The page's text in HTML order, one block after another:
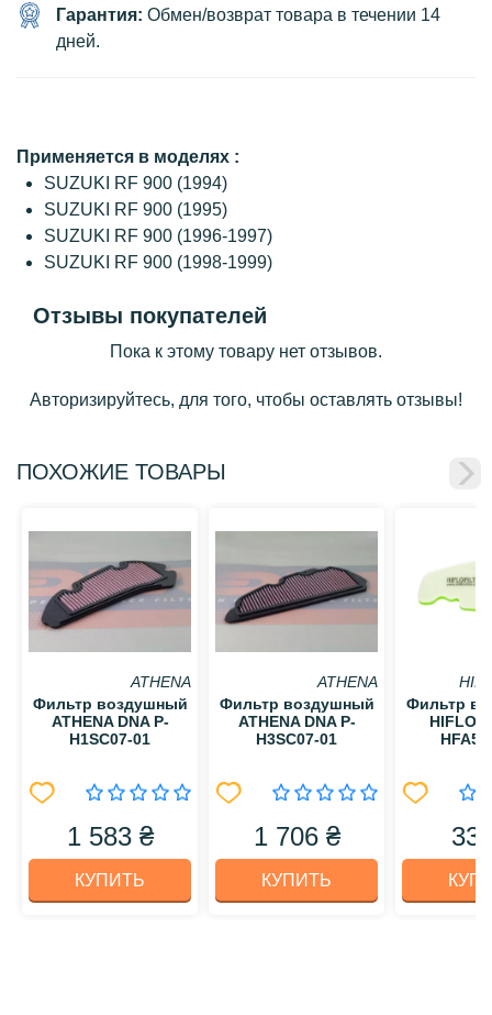
Гарантия: Обмен/возврат товара в течении 14
дней.
Применяется в моделях :
SUZUKI RF 900 (1994)
SUZUKI RF 900 (1995)
SUZUKI RF 900 (1996-1997)
SUZUKI RF 900 (1998-1999)
Отзывы покупателей
Пока к этому товару нет отзывов.
Авторизируйтесь, для того, чтобы оставлять отзывы!
ПОХОЖИЕ ТОВАРЫ
ATHENA
Фильтр воздушный
ATHENA DNA P-
H1SC07-01
1 583 ₴
КУПИТЬ
ATHENA
Фильтр воздушный
ATHENA DNA P-
H3SC07-01
1 706 ₴
КУПИТЬ
Фильтр
HIFLO